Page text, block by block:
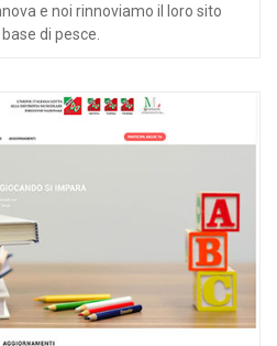
e noi rinnoviamo il loro sito
di pesce.